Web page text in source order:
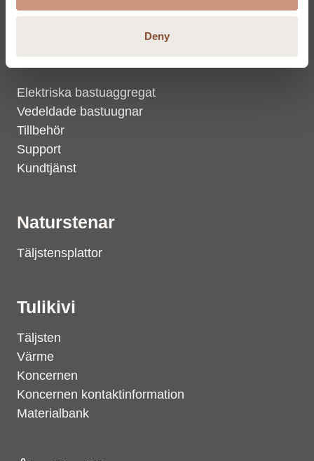
Deny
Tulikivi Garantiregistrering
Bastu
Elektriska bastuaggregat
Vedeldade bastuugnar
Tillbehör
Support
Kundtjänst
Naturstenar
Täljstensplattor
Tulikivi
Täljsten
Värme
Koncernen
Koncernen kontaktinformation
Materialbank